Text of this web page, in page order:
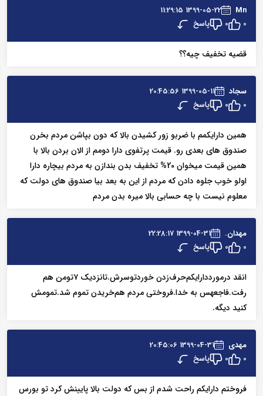
Mn
1399-05-22 11:29:15
0
0 پاسخ
قضیه تخفیف چیه؟؟
سجاد
1399-05-11 20:45:56
0
0 پاسخ
همین دارایکمم با ضربو زور کشیدن بالا که دون بپاشن مردم بخرن
صندوق های بعدی رو. قیمت پرتفوی دارا دومم از الان بردن بالا با
همین قیمت میخوان 20% تخفیف بدن بندازن به مردم بیچاره دارا
اولو خوب جلوه دادن که مردم از این به بعد بیا صندوق های دولت که
معلوم نیست با چه حسابی بالا میره بدن مردم
مهدان.
1399-04-31 22:28:17
0
0 پاسخ
انقد درمورددارایکم‌حرف‌زدن خوردتوسرش.تانزدیک ۷تومن هم
رفت.فاجعهس به خدا.فروختی مردم هم‌خریدن تموم شد.تمومش
کنید دیگه.
مهدی
1399-04-31 20:45:06
0
0 پاسخ
فروختم دارایکم راحت شدم از بس که دولت بالا پایینش کرد تو بورس